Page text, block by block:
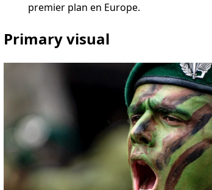
premier plan en Europe.
Primary visual